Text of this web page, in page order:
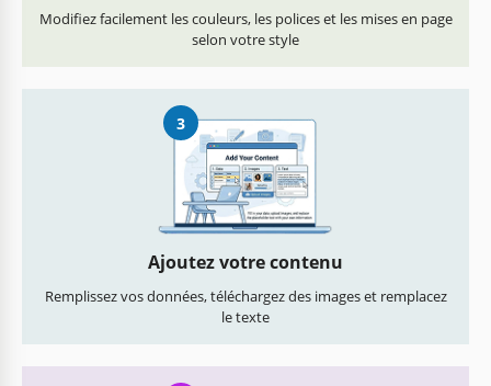
Modifiez facilement les couleurs, les polices et les mises en page
selon votre style
3
Ajoutez votre contenu
Remplissez vos données, téléchargez des images et remplacez
le texte